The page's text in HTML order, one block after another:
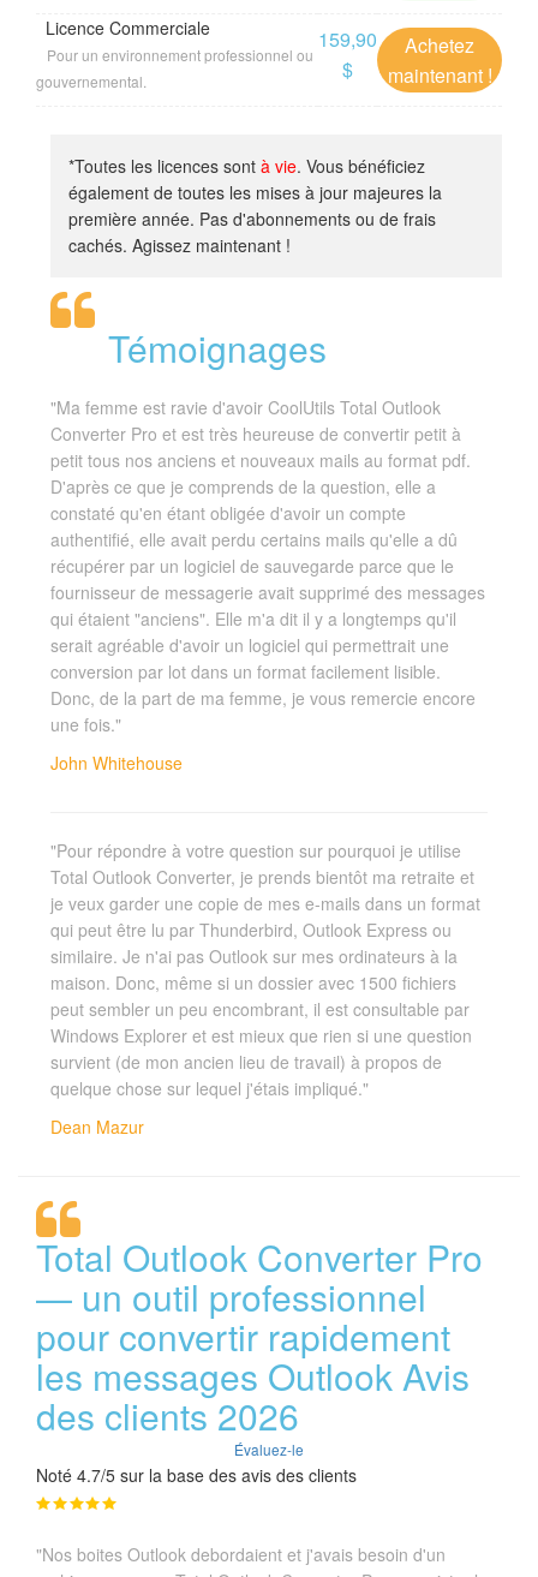
Licence Commerciale
Pour un environnement professionnel ou
gouvernemental.
159,90
$
Achetez
maintenant !
*Toutes les licences sontà vie. Vous bénéficiez
également de toutes les mises à jour majeures la
première année. Pas d'abonnements ou de frais
cachés. Agissez maintenant !
Témoignages
"Ma femme est ravie d'avoir CoolUtils Total Outlook
Converter Pro et est très heureuse de convertir petit à
petit tous nos anciens et nouveaux mails au format pdf.
D'après ce que je comprends de la question, elle a
constaté qu'en étant obligée d'avoir un compte
authentifié, elle avait perdu certains mails qu'elle a dû
récupérer par un logiciel de sauvegarde parce que le
fournisseur de messagerie avait supprimé des messages
qui étaient "anciens". Elle m'a dit il y a longtemps qu'il
serait agréable d'avoir un logiciel qui permettrait une
conversion par lot dans un format facilement lisible.
Donc, de la part de ma femme, je vous remercie encore
une fois."
John Whitehouse
"Pour répondre à votre question sur pourquoi je utilise
Total Outlook Converter, je prends bientôt ma retraite et
je veux garder une copie de mes e-mails dans un format
qui peut être lu par Thunderbird, Outlook Express ou
similaire. Je n'ai pas Outlook sur mes ordinateurs à la
maison. Donc, même si un dossier avec 1500 fichiers
peut sembler un peu encombrant, il est consultable par
Windows Explorer et est mieux que rien si une question
survient (de mon ancien lieu de travail) à propos de
quelque chose sur lequel j'étais impliqué."
Dean Mazur
Total Outlook Converter Pro
— un outil professionnel
pour convertir rapidement
les messages Outlook Avis
des clients 2026
Évaluez-le
Noté 4.7/5 sur la base des avis des clients
"Nos boites Outlook debordaient et j'avais besoin d'un